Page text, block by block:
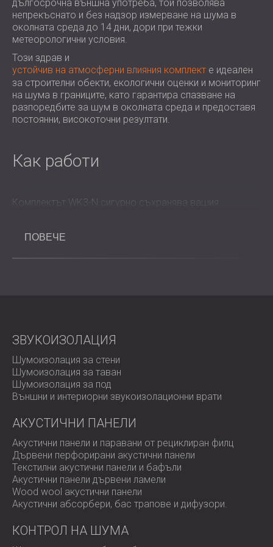
ХОТЕЛИ
ЗВУКОИЗОЛАЦИЯ И АКУСТИКА НА
ЗАЛИ
ЗВУКОИЗОЛАЦИОННИ И АКУСТИЧНИ
РЕШЕНИЯ ЗА ТЪРГОВСКИ ПОМЕЩЕНИЯ
ЗВУКОИЗОЛАЦИЯ И АКУСТИКА НА
УЧЕБНИ ЗАВЕДЕНИЯ
ШУМОИЗОЛАЦИЯ И АКУСТИКА ЗА
ЗВУКОИЗОЛАЦИОННИ И АКУСТИЧНИ
РЕШЕНИЯ ЗА АУДИОЛОГИЧНИЯ
ЗВУКОИЗОЛАЦИОННИ И АКУСТИЧНИ
POLAND (PL)
FINLAND (FI)
РОССИЯ (RU)
USA (US)
SOUTH AFRICA (ZA)
дългосрочна външна употреба, той позволява
непрекъснато и без надзор измерване на шума в
околната среда до 14 дни, дори при тежки
метеорологични условия.
Този здрав и
устойчив на атмосферни влияния комплект е идеален
за строителни обекти, екологични оценки и мониторинг
на шума в границите, като гарантира спазване на
разпоредбите за шум в околната среда и предоставя
постоянни, високоточни резултати.
Как работи
Комплектът WK3-N сигурно съхранява вашия
и удар. Вътре предусилвателят и електрическите схеми
Комплектът включва външен микрофон с 10-метров
кабел, заедно с ветрозащитно покритие и шип за
птици, за да се осигурят точни показания, незасегнати
от вятър или диви животни.
Основни предимства
Преобразува шумомера Pulsar Nova в 24/7
монитор за външен шум.
Непрекъснато измерване до 14 дни без
наблюдение от потребителя.
Устойчив на атмосферни влияния и здрав дизайн
за работа при всякакви метеорологични условия.
Предпазва устройството Nova от прах, влага и
ПОВЕЧЕ
ЗВУКОИЗОЛАЦИЯ
Шумоизолация за стени
Шумоизолация за таван
Шумоизолация за под
Външни и интериорни звукоизолационни врати
АКУСТИЧНИ ПАНЕЛИ
Акустични панели и паравани от рециклиран филц
Дървени перфорирани акустични панели
Текстилни акустични панели и бафъли
Акустични панели дървени ламели
Wood wool акустични панели
Акустични абсорбери, бас трапове и дифузoри.
КОНТРОЛ НА ШУМА